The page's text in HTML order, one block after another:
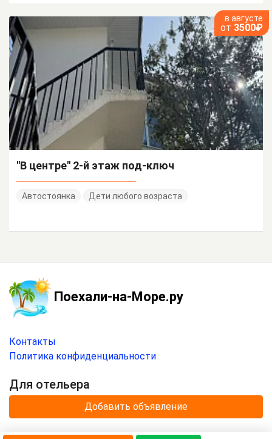
в августе
от 3500₽
"В центре" 2-й этаж под-ключ
Автостоянка Дети любого возраста
Поехали-на-Море.ру
Контакты
Политика конфиденциальности
Для отельера
Добавить объявление
© 2020 —2026г.